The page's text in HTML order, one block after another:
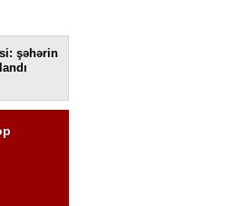
şəhərin